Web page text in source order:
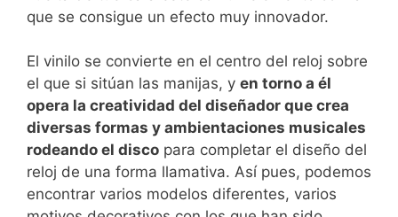
que se consigue un efecto muy innovador.
El vinilo se convierte en el centro del reloj sobre
el que si sitúan las manijas, y en torno a él
opera la creatividad del diseñador que crea
diversas formas y ambientaciones musicales
rodeando el disco para completar el diseño del
reloj de una forma llamativa. Así pues, podemos
encontrar varios modelos diferentes, varios